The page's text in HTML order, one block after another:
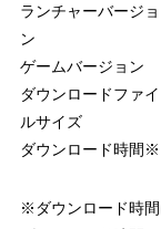
ランチャーバージョ
ン
ゲームバージョン
ダウンロードファイ
ルサイズ
ダウンロード時間※
※ダウンロード時間